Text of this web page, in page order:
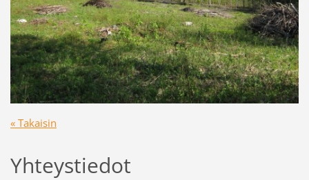
« Takaisin
Yhteystiedot